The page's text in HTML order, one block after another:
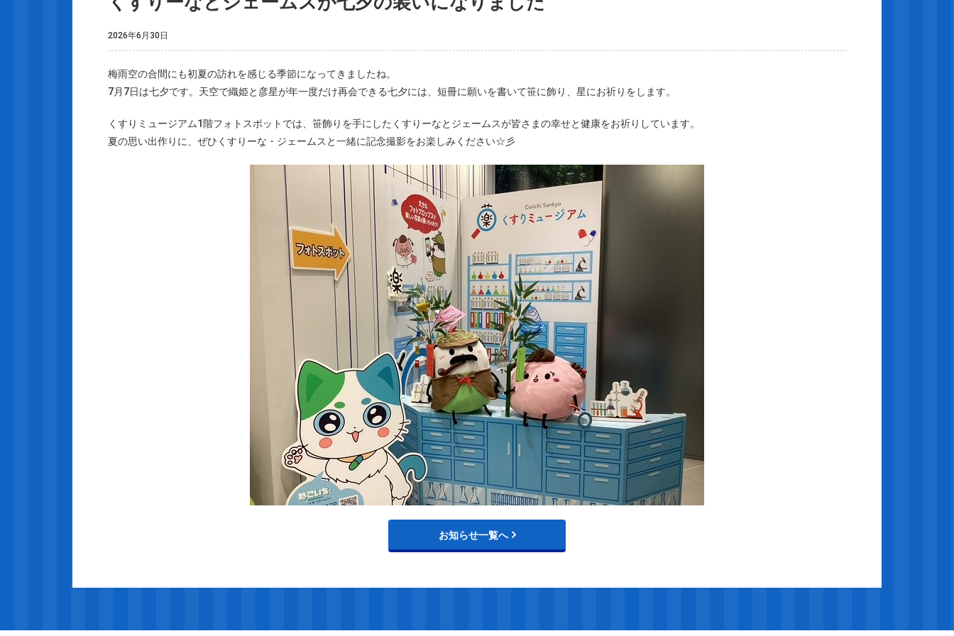
2026年6月30日
梅雨空の合間にも初夏の訪れを感じる季節になってきましたね。
7月7日は七夕です。天空で織姫と彦星が年一度だけ再会できる七夕には、短冊に願いを書いて笹に飾り、星にお祈りをします。
くすりミュージアム1階フォトスポットでは、笹飾りを手にしたくすりーなとジェームスが皆さまの幸せと健康をお祈りしています。
夏の思い出作りに、ぜひくすりーな・ジェームスと一緒に記念撮影をお楽しみください☆彡
お知らせ一覧へ